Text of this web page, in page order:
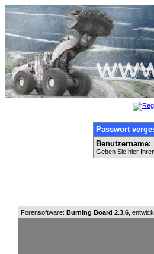
Passwort
Benutzername:
Geben Sie hier
Forensoftware: Burning Board 2.3.6 ,